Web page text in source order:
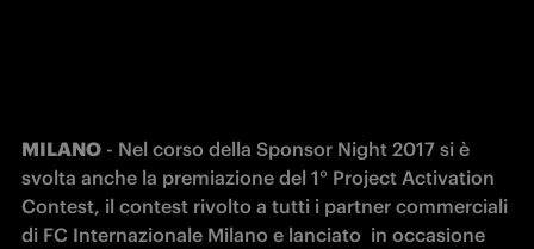
MILANO - Nel corso della Sponsor Night 2017 si è
svolta anche la premiazione del 1° Project Activation
Contest, il contest rivolto a tutti i partner commerciali
di FC Internazionale Milano e lanciato  in occasione